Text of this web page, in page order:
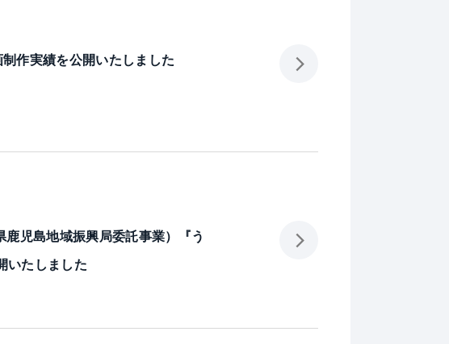
作実績を公開いたしました
児島地域振興局委託事業）『う
いたしました